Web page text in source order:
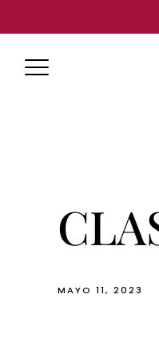
to
content
MAYO 11, 2023